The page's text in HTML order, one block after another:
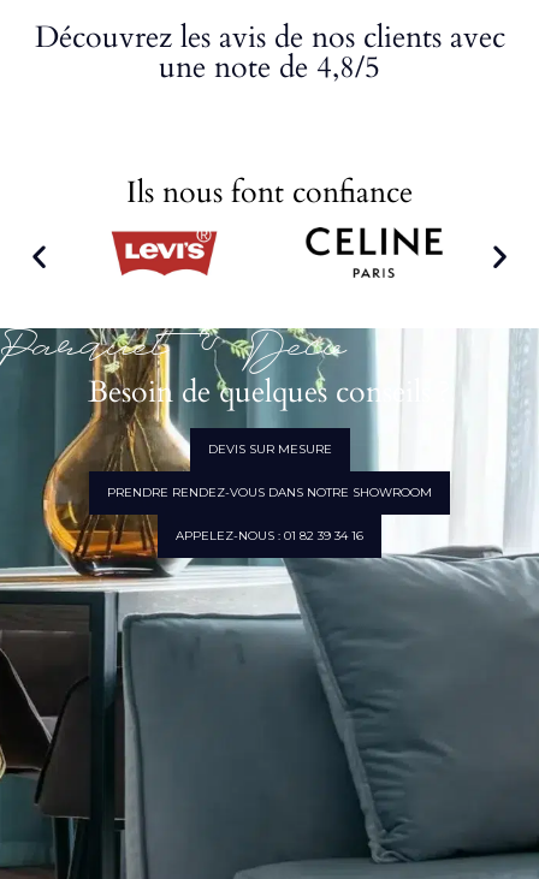
Découvrez les avis de nos clients avec
une note de 4,8/5
Ils nous font confiance
Parquet & Déco
Besoin de quelques conseils ?
DEVIS SUR MESURE
PRENDRE RENDEZ-VOUS DANS NOTRE SHOWROOM
APPELEZ-NOUS : 01 82 39 34 16